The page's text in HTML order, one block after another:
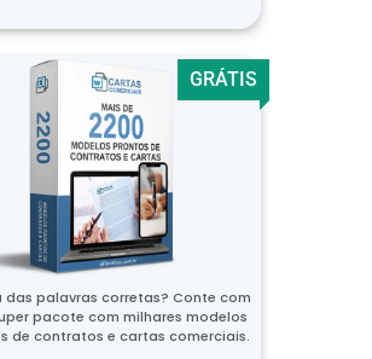
GRÁTIS
das palavras corretas? Conte com
pacote com milhares modelos
de contratos e cartas comerciais.